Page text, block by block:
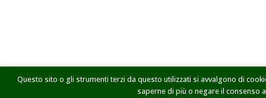
Questo sito o gli strumenti terzi da questo utilizzati si avvalgono di
saperne di più o negare il consenso